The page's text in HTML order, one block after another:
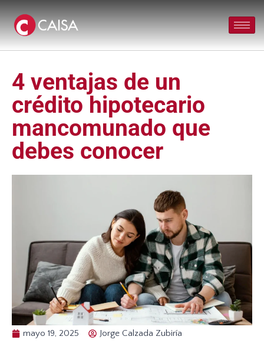
4 ventajas de un
crédito hipotecario
mancomunado que
debes conocer
mayo 19, 2025 Jorge Calzada Zubiría